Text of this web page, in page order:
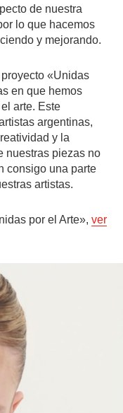
de nuestra
lo que hacemos
y mejorando.
«Unidas
en que hemos
arte. Este
argentinas,
y la
nuestras piezas no
consigo una parte
artistas.
por el Arte»,ver